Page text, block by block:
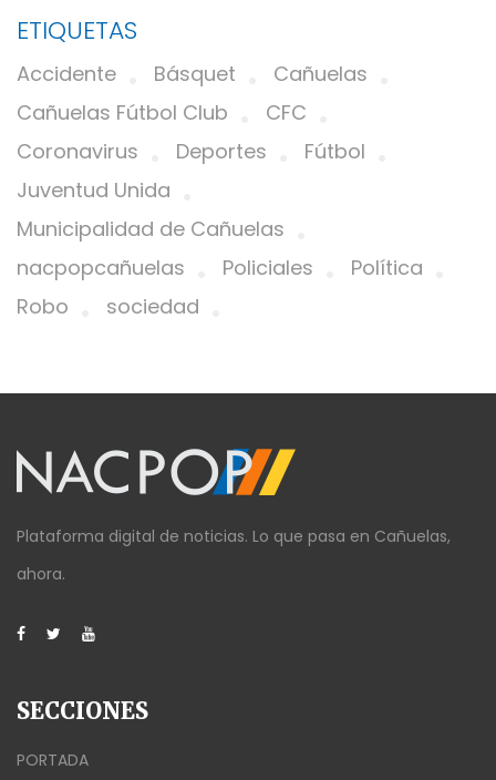
ETIQUETAS
Accidente Básquet
Cañuelas
Cañuelas Fútbol Club
CFC
Coronavirus
Deportes
Fútbol
Juventud Unida
Municipalidad de Cañuelas
nacpopcañuelas
Policiales
Política
Robo
sociedad
Plataforma digital de noticias. Lo que pasa en Cañuelas,
ahora.
SECCIONES
PORTADA